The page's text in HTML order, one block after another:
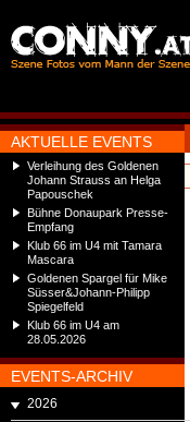
AKTUELLE EVENTS
Verleihung des Goldenen
Johann Strauss an Helga
Papouschek
Bühne Donaupark Presse-
Empfang
Klub 66 im U4 mit Tamara
Mascara
Goldenen Spargel für Mike
Süsser&Johann-Philipp
Spiegelfeld
Klub 66 im U4 am
28.05.2026
EVENTS-ARCHIV
2026